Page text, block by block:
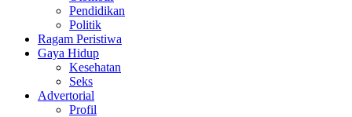
Pendidikan
Politik
Ragam Peristiwa
Gaya Hidup
Kesehatan
Seks
Advertorial
Profil